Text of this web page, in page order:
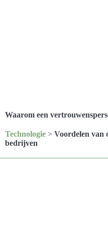
Waarom een
Technologie > Voordelen van
bedrijven